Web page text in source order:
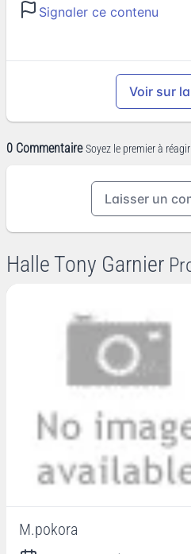
Signaler ce contenu
Voir sur
0 Commentaire Soyez le premier à réagir
Laisser un
Halle Tony Garnier
M.pokora